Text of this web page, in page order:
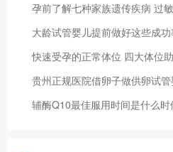
孕前了解七种家族遗传疾病 过
大龄试管婴儿提前做好这些成功
快速受孕的正常体位 四大体位
辅酶Q10最佳服用时间是什么时